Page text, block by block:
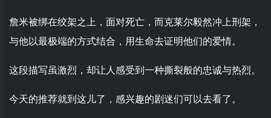
詹米被绑在绞架之上，面对死亡，而克莱尔毅然冲上刑架，
与他以最极端的方式结合，用生命去证明他们的爱情。
这段描写虽激烈，却让人感受到一种撕裂般的忠诚与热烈。
今天的推荐就到这儿了，感兴趣的剧迷们可以去看了。